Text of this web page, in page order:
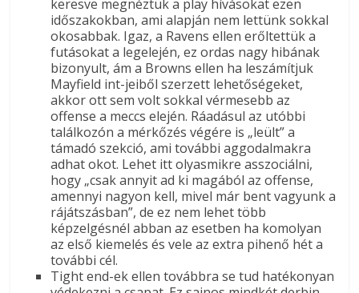
keresve megnéztük a play hívásokat ezen
időszakokban, ami alapján nem lettünk sokkal
okosabbak. Igaz, a Ravens ellen erőltettük a
futásokat a legelején, ez ordas nagy hibának
bizonyult, ám a Browns ellen ha leszámítjuk
Mayfield int-jeiből szerzett lehetőségeket,
akkor ott sem volt sokkal vérmesebb az
offense a meccs elején. Ráadásul az utóbbi
találkozón a mérkőzés végére is „leült” a
támadó szekció, ami további aggodalmakra
adhat okot. Lehet itt olyasmikre asszociálni,
hogy „csak annyit ad ki magából az offense,
amennyi nagyon kell, mivel már bent vagyunk a
rájátszásban”, de ez nem lehet több
képzelgésnél abban az esetben ha komolyan
az első kiemelés és vele az extra pihenő hét a
további cél.
Tight end-ek ellen továbbra se tud hatékonyan